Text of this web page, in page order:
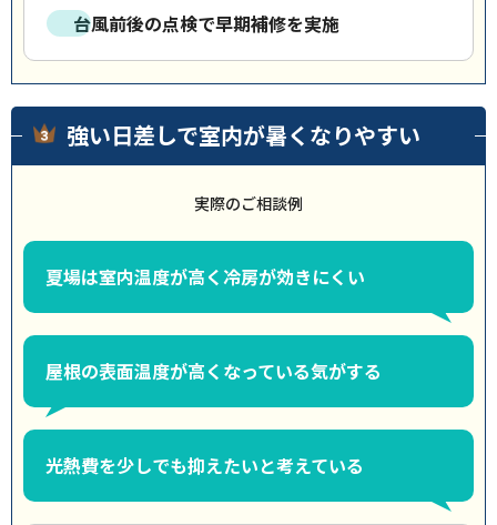
台風前後の点検で早期補修を実施
強い日差しで室内が暑くなりやすい
実際のご相談例
夏場は室内温度が高く冷房が効きにくい
屋根の表面温度が高くなっている気がする
光熱費を少しでも抑えたいと考えている